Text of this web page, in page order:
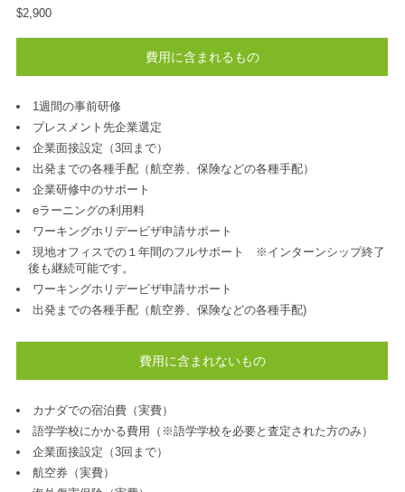
$2,900
費用に含まれるもの
1週間の事前研修
プレスメント先企業選定
企業面接設定（3回まで）
出発までの各種手配（航空券、保険などの各種手配）
企業研修中のサポート
eラーニングの利用料
ワーキングホリデービザ申請サポート
現地オフィスでの１年間のフルサポート ※インターンシップ終了
後も継続可能です。
ワーキングホリデービザ申請サポート
出発までの各種手配（航空券、保険などの各種手配)
費用に含まれないもの
カナダでの宿泊費（実費）
語学学校にかかる費用（※語学学校を必要と査定された方のみ）
企業面接設定（3回まで）
航空券（実費）